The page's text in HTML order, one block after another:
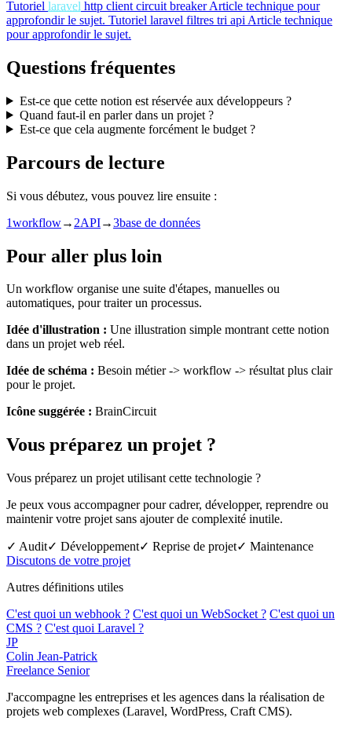
Tutoriel laravel http client circuit breaker Article technique pour
approfondir le sujet. Tutoriel laravel filtres tri api Article technique
pour approfondir le sujet.
Questions fréquentes
Est-ce que cette notion est réservée aux développeurs ?
Quand faut-il en parler dans un projet ?
Est-ce que cela augmente forcément le budget ?
Parcours de lecture
Si vous débutez, vous pouvez lire ensuite :
1workflow→ 2API→3base de données
Pour aller plus loin
Un workflow organise une suite d'étapes, manuelles ou
automatiques, pour traiter un processus.
Idée d'illustration : Une illustration simple montrant cette notion
dans un projet web réel.
Idée de schéma : Besoin métier -> workflow -> résultat plus clair
pour le projet.
Icône suggérée : BrainCircuit
Vous préparez un projet ?
Vous préparez un projet utilisant cette technologie ?
Je peux vous accompagner pour cadrer, développer, reprendre ou
maintenir votre projet sans ajouter de complexité inutile.
✓ Audit✓ Développement✓ Reprise de projet✓ Maintenance
Discutons de votre projet
Autres définitions utiles
C'est quoi un webhook ? C'est quoi un WebSocket ? C'est quoi un
CMS ? C'est quoi Laravel ?
JP
Colin Jean-Patrick
Freelance Senior
J'accompagne les entreprises et les agences dans la réalisation de
projets web complexes (Laravel, WordPress, Craft CMS).